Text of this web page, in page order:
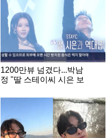
1200만뷰 넘겼다...박남
정 "딸 스테이씨 시은 보
별TV]